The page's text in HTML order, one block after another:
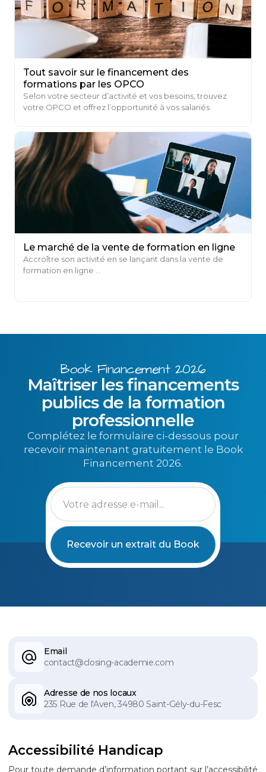
Tout savoir sur le financement des
formations par les OPCO
Selon votre secteur d’activité et vos besoins, trouvez
votre OPCO et offrez l’opportunité à vos salariés
Le marché de la vente de formation en ligne
Accroître son activité en se lançant dans la vente de
formation en ligne ...
Book Financement 2026
Maîtriser les financements
publics de la formation
professionnelle
Complétez le formulaire ci-dessous pour
recevoir maintenant gratuitement le Book
Financement 2026.
Email
contact@closing-academie.com
Adresse de nos locaux
235 Rue de l'Aven, 34980 Saint-Gély-du-Fesc
Accessibilité Handicap
Pour toute demande d’information portant sur l’accessibilité